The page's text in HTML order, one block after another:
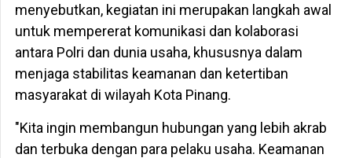
menyebutkan, kegiatan ini merupakan langkah awal
untuk mempererat komunikasi dan kolaborasi
antara Polri dan dunia usaha, khususnya dalam
menjaga stabilitas keamanan dan ketertiban
masyarakat di wilayah Kota Pinang.
"Kita ingin membangun hubungan yang lebih akrab
dan terbuka dengan para pelaku usaha. Keamanan